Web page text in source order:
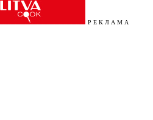
Р Е К Л А М А